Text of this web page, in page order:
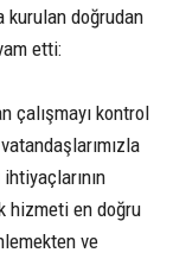
kurulan doğrudan
etti:
çalışmayı kontrol
hizmeti en doğru
ve